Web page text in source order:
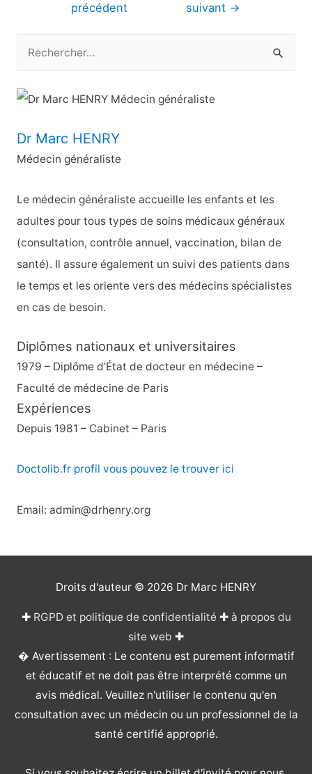
précédent
suivant →
c
e
r
h
e
r
:
Dr Marc HENRY
Médecin généraliste
Le médecin généraliste accueille les enfants et les
adultes pour tous types de soins médicaux généraux
(consultation, contrôle annuel, vaccination, bilan de
santé). Il assure également un suivi des patients dans
le temps et les oriente vers des médecins spécialistes
en cas de besoin.
Diplômes nationaux et universitaires
1979 – Diplôme d’État de docteur en médecine –
Faculté de médecine de Paris
Expériences
Depuis 1981 – Cabinet – Paris
Doctolib.fr profil vous pouvez le trouver ici
Email: admin@drhenry.org
Droits d'auteur © 2026 Dr Marc HENRY
✚ RGPD et politique de confidentialité✚ à propos du
site web ✚
� Avertissement : Le contenu est purement informatif
et éducatif et ne doit pas être interprété comme un
avis médical. Veuillez n'utiliser le contenu qu'en
consultation avec un médecin ou un professionnel de la
santé certifié approprié.